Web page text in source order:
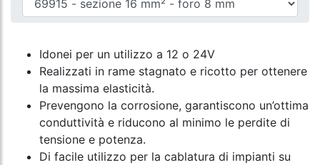
Idonei per un utilizzo a 12 o 24V
Realizzati in rame stagnato e ricotto per ottenere
la massima elasticità.
Prevengono la corrosione, garantiscono un’ottima
conduttività e riducono al minimo le perdite di
tensione e potenza.
Di facile utilizzo per la cablatura di impianti su